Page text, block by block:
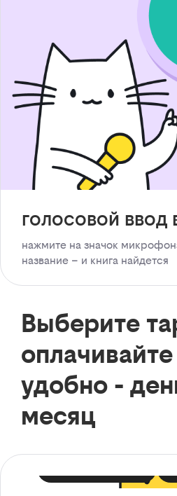
голосовой ввод
нажмите на значок
название – и книга найдется
Выберите
удобно -
месяц